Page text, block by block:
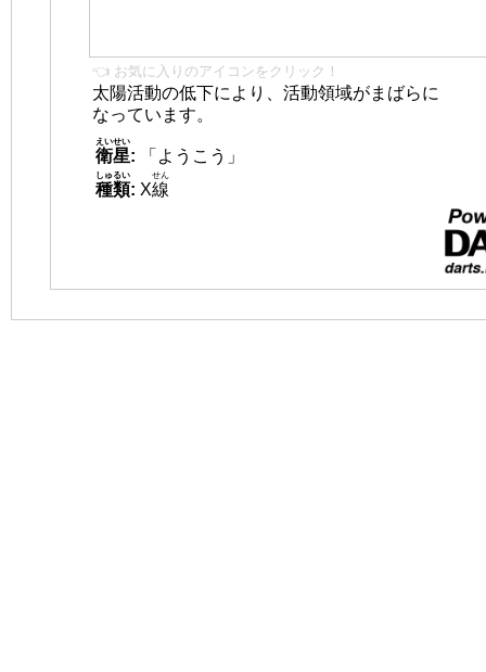
👈 お気に入りのアイコンをクリック！
太陽活動の低下により、活動領域がまばらに
なっています。
衛星
えいせい
:
「ようこう」
種類
しゅるい
: X線
せん